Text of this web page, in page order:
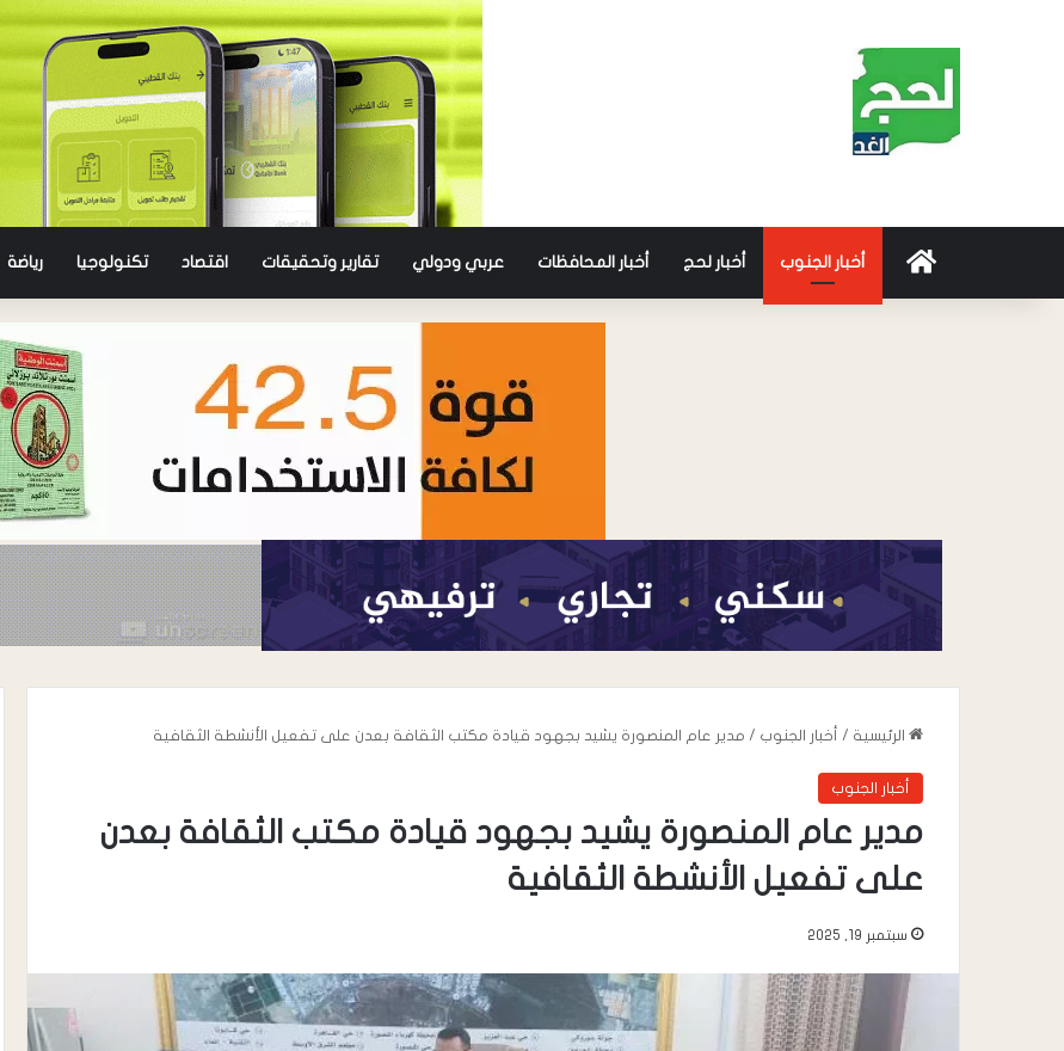
أخبار الجنوب أخبار لحج أخبار المحافظات عربي ودولي تقارير وتحقيقات اقتصاد تكنولوجيا رياضة
الرئيسية / أخبار الجنوب / مدير عام المنصورة يشيد بجهود قيادة مكتب الثقافة بعدن على تفعيل الأنشطة الثقافية
أخبار الجنوب
مدير عام المنصورة يشيد بجهود قيادة مكتب الثقافة بعدن
على تفعيل الأنشطة الثقافية
سبتمبر 19, 2025
خطاب” يعزي في وفاة المناضل سعيد
صالح المقرعي
نموذج إنساني في رعاية مرضى
الحروق والتجميل